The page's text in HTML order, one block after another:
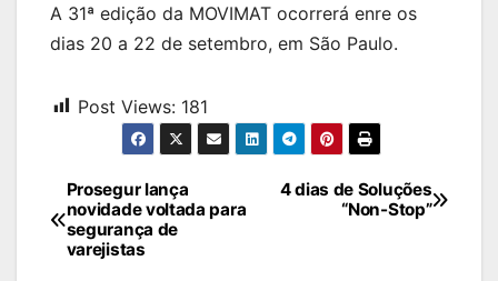
A 31ª edição da MOVIMAT ocorrerá enre os
dias 20 a 22 de setembro, em São Paulo.
Post Views: 181
Navegação
de
Post
4 dias de Soluções
“Non-Stop”
Prosegur lança
novidade voltada para
segurança de
varejistas